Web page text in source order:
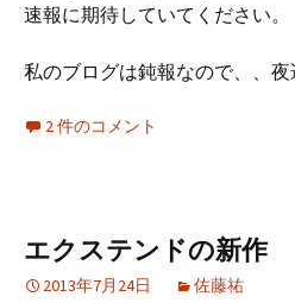
速報に期待していてください。
私のブログは鈍報なので、、夜
2 件のコメント
エクステンドの新作
2013年7月24日 佐藤祐